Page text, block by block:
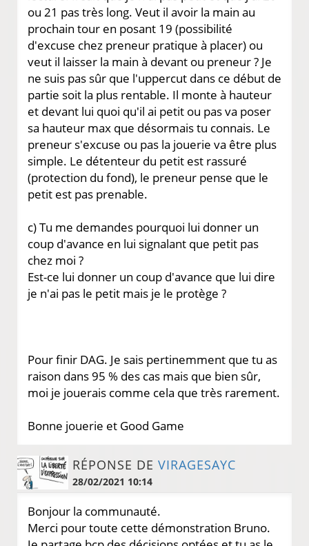
ou 21 pas très long. Veut il avoir la main au
prochain tour en posant 19 (possibilité
d'excuse chez preneur pratique à placer) ou
veut il laisser la main à devant ou preneur ? Je
ne suis pas sûr que l'uppercut dans ce début de
partie soit la plus rentable. Il monte à hauteur
et devant lui quoi qu'il ai petit ou pas va poser
sa hauteur max que désormais tu connais. Le
preneur s'excuse ou pas la jouerie va être plus
simple. Le détenteur du petit est rassuré
(protection du fond), le preneur pense que le
petit est pas prenable.
c) Tu me demandes pourquoi lui donner un
coup d'avance en lui signalant que petit pas
chez moi ?
Est-ce lui donner un coup d'avance que lui dire
je n'ai pas le petit mais je le protège ?
Pour finir DAG. Je sais pertinemment que tu as
raison dans 95 % des cas mais que bien sûr,
moi je jouerais comme cela que très rarement.
Bonne jouerie et Good Game
RÉPONSE DE VIRAGESAYC
28/02/2021 10:14
Bonjour la communauté.
Merci pour toute cette démonstration Bruno.